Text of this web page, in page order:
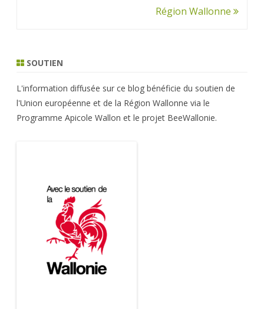
Région Wallonne
SOUTIEN
L'information diffusée sur ce blog bénéficie du soutien de
l'Union européenne et de la Région Wallonne via le
Programme Apicole Wallon et le projet BeeWallonie.